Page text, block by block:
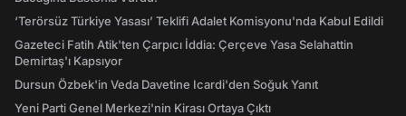
‘Terörsüz Türkiye Yasası’ Teklifi Adalet Komisyonu'nda Kabul Edildi
Gazeteci Fatih Atik'ten Çarpıcı İddia: Çerçeve Yasa Selahattin
Demirtaş'ı Kapsıyor
Dursun Özbek'in Veda Davetine Icardi'den Soğuk Yanıt
Yeni Parti Genel Merkezi'nin Kirası Ortaya Çıktı